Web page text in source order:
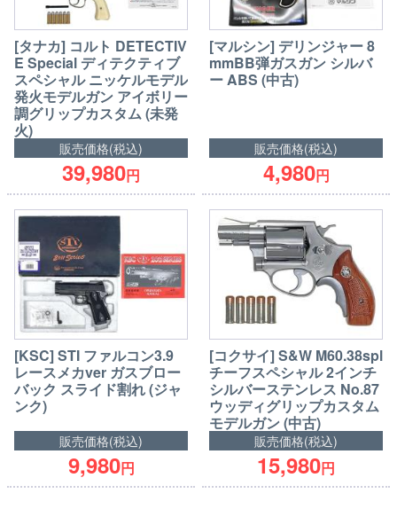
[タナカ] コルト DETECTIV
E Special ディテクティブ
スペシャル ニッケルモデル
発火モデルガン アイボリー
調グリップカスタム (未発
火)
販売価格(税込)
39,980円
[マルシン] デリンジャー 8
mmBB弾ガスガン シルバ
ー ABS (中古)
販売価格(税込)
4,980円
[KSC] STI ファルコン3.9
レースメカver ガスブロー
バック スライド割れ (ジャ
ンク)
販売価格(税込)
9,980円
[コクサイ] S&W M60.38spl
チーフスペシャル 2インチ
シルバーステンレス No.87
ウッディグリップカスタム
モデルガン (中古)
販売価格(税込)
15,980円